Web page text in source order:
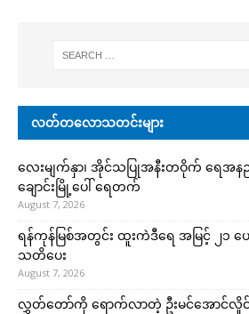
လတ်တလောသတင်းများ
လေးမျက်နှာ၊ အိုင်သပြုအနီးတဝိုက် ရေအနည်
ချောင်းမြို့ပေါ် ရေတက်
August 7, 2026
ရန်ကုန်မြစ်အတွင်း ထူးကဲဒီရေ အ​မြင့် ၂
သတိပေး
August 7, 2026
လွှတ်တော်ကို ရောက်လာတဲ့ ဦးမင်အောင်